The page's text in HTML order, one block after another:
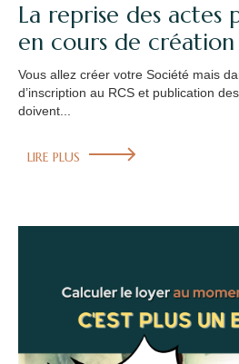
La reprise des actes
en cours de création
Vous allez créer votre Société mais
d’inscription au RCS et publication
doivent...
LIRE PLUS